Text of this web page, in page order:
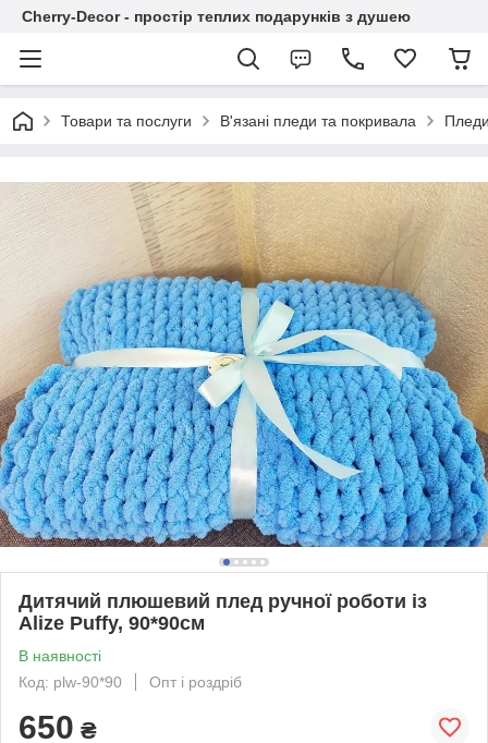
Cherry-Decor - простір теплих подарунків з душею
Товари та послуги В'язані пледи та покривала
Дитячий плюшевий плед ручної роботи із
Alize Puffy, 90*90см
В наявності
Код: plw-90*90
Опт і роздріб
650 ₴